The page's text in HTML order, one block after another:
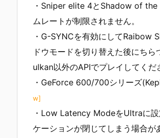
・Sniper elite 4とShadow of
ムレートが制限されません。
・G-SYNCを有効にしてRaibow
ドウモードを切り替えた後にち
ulkan以外のAPIでプレイしてくだ
・GeForce 600/700シリーズ
w]
・Low Latency ModeをUltraに
ケーションが閉じてしまう場合が